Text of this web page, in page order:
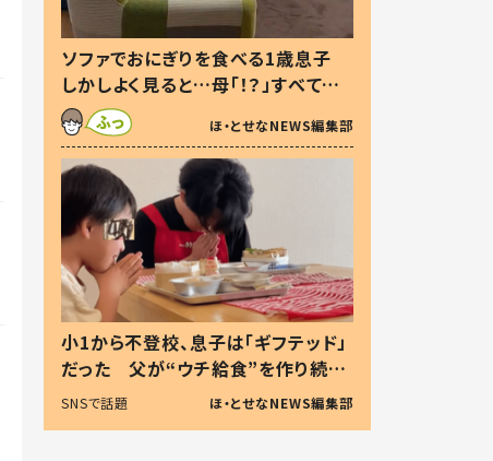
ソファでおにぎりを食べる1歳息子
しかしよく見ると…母「！？」すべてを
察した母の投稿に「可愛いから許
す！」「現行犯〜」
ほ・とせなNEWS編集部
小1から不登校、息子は「ギフテッド」
だった 父が“ウチ給食”を作り続け
る理由とは #令和の親 #令和の子
SNSで話題 ほ・とせなNEWS編集部